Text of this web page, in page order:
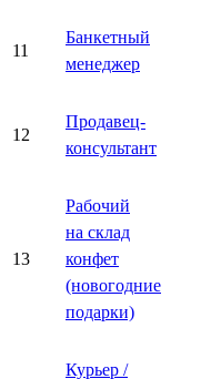
11
Банкетный
менеджер
12
Продавец-
консультант
13
Рабочий
на склад
конфет
(новогодние
подарки)
Курьер /